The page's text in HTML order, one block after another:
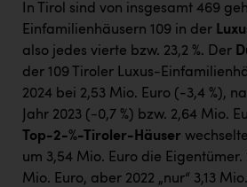
In Tirol sind von insgesamt 469
Einfamilienhäusern 109 in der
also jedes vierte bzw. 23,2 %. Der
der 109 Tiroler Luxus-
2024 bei 2,53 Mio. Euro (-3,4 %),
Jahr 2023 (-0,7 %) bzw. 2,64 Mio.
Top-2-%-Tiroler-Häuser
um 3,54 Mio. Euro die Eigentümer.
Mio. Euro, aber 2022 „nur“ 3,13